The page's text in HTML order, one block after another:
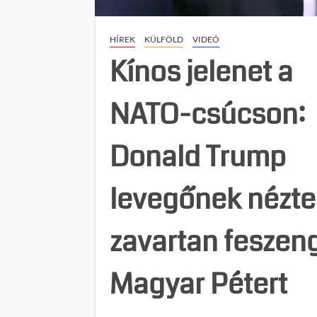
HÍREK KÜLFÖLD VIDEÓ
Kínos jelenet a
NATO-csúcson:
Donald Trump
levegőnek
zavartan
Magyar Pétert